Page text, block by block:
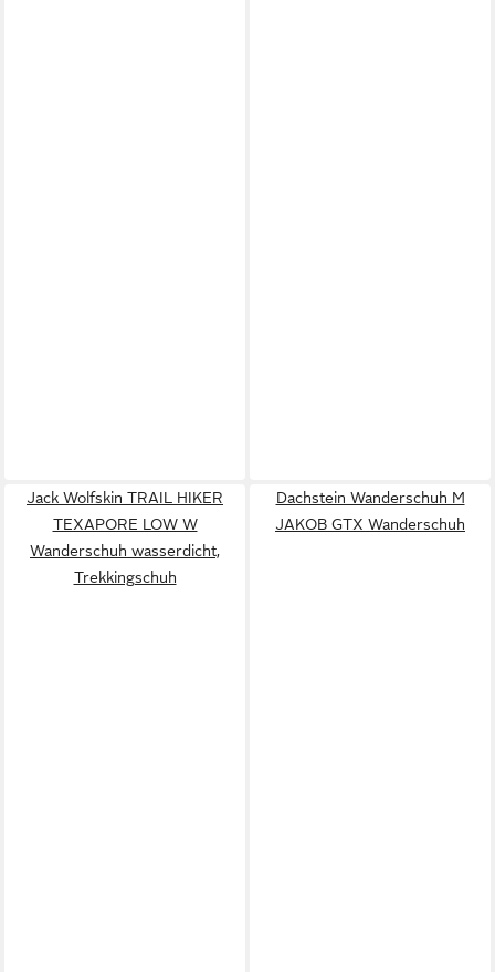
Jack Wolfskin TRAIL HIKER
TEXAPORE LOW W
Wanderschuh wasserdicht,
Trekkingschuh
Dachstein Wanderschuh M
JAKOB GTX Wanderschuh